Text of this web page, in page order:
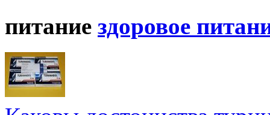
питание здоровое